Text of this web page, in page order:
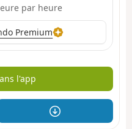
par heure
Premium
l'app